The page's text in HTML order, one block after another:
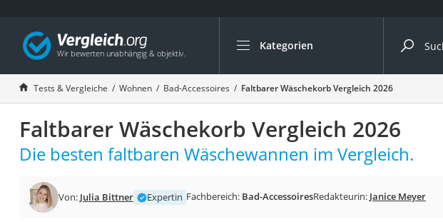
Kategorien
Die beliebtesten Vergleiche nach Kategorie
Wohnen
Matratzen-Topper
Matratzen
Konferenzlautsprecher
Badlüfter
Tests & Vergleiche Wohnen Bad-Accessoires Faltbarer Wäschekorb Vergleich 2026
Faltbarer Wäschekorb Vergleich 2026
Die besten faltbaren Wäschewannen im Vergleich.
Von: Julia Bittner Expertin Fachbereich: Bad-AccessoiresRedakteurin: Janice Meyer